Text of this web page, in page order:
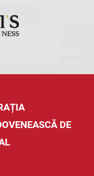
DE